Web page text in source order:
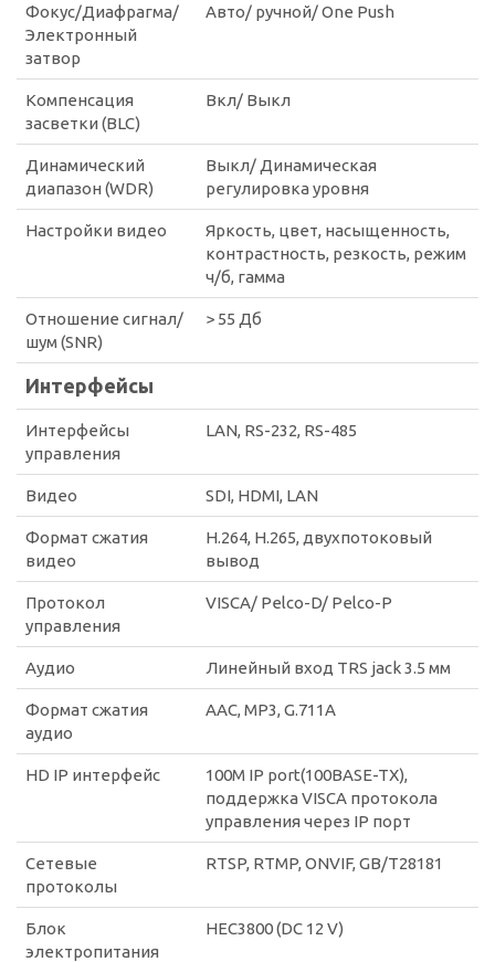
Фокус/Диафрагма/
Электронный
затвор
Авто/ ручной/ One Push
Компенсация
засветки (BLC)
Вкл/ Выкл
Динамический
диапазон (WDR)
Выкл/ Динамическая
регулировка уровня
Настройки видео
Яркость, цвет, насыщенность,
контрастность, резкость, режим
ч/б, гамма
Отношение сигнал/
шум (SNR)
> 55 Дб
Интерфейсы
Интерфейсы
управления
LAN, RS-232, RS-485
Видео SDI, HDMI, LAN
Формат сжатия
видео
H.264, H.265, двухпотоковый
вывод
Протокол
управления
VISCA/ Pelco-D/ Pelco-P
Аудио Линейный вход TRS jack 3.5 мм
Формат сжатия
аудио
AAC, MP3, G.711A
HD IP интерфейс
100M IP port(100BASE-TX),
поддержка VISCA протокола
управления через IP порт
Сетевые
протоколы
RTSP, RTMP, ONVIF, GB/T28181
Блок
электропитания
HEC3800 (DC 12 V)